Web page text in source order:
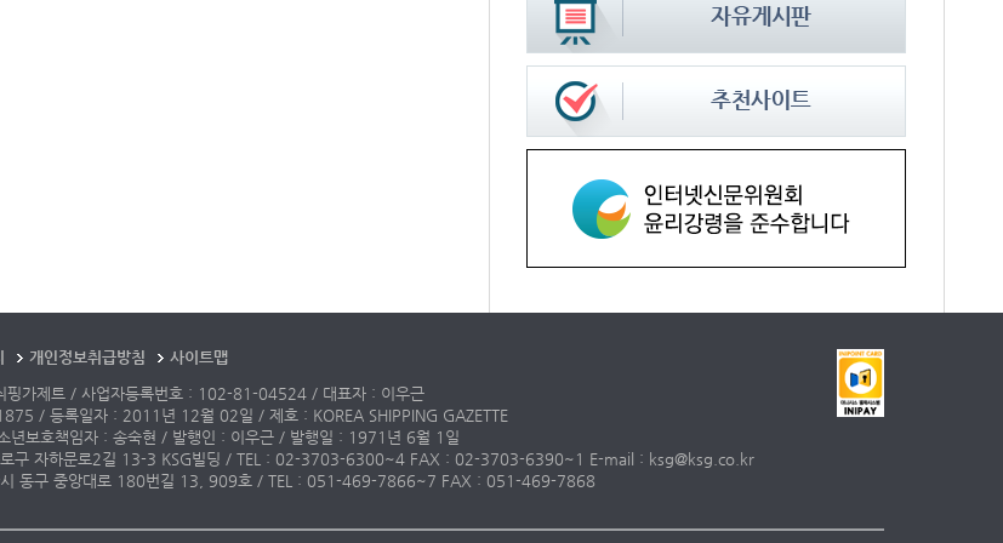
개인정보취급방침
사이트맵
핑가제트 / 사업자등록번호 : 102-81-04524 / 대표자 : 이우근
/ 등록일자 : 2011년 12월 02일 / 제호 : KOREA SHIPPING GAZETTE
년보호책임자 : 송숙현 / 발행인 : 이우근 / 발행일 : 1971년 6월 1일
로구 자하문로2길 13-3 KSG빌딩 / TEL : 02-3703-6300~4 FAX : 02-3703-6390~1 E-mail : ksg@ksg.co.kr
시 동구 중앙대로 180번길 13, 909호 / TEL : 051-469-7866~7 FAX : 051-469-7868